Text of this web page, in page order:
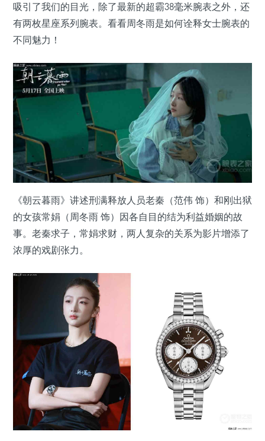
吸引了我们的目光，除了最新的超霸38毫米腕表之外，还
有两枚星座系列腕表。看看周冬雨是如何诠释女士腕表的
不同魅力！
《朝云暮雨》讲述刑满释放人员老秦（范伟 饰）和刚出狱
的女孩常娟（周冬雨 饰）因各自目的结为利益婚姻的故
事。老秦求子，常娟求财，两人复杂的关系为影片增添了
浓厚的戏剧张力。